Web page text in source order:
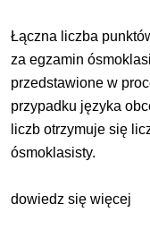
Łączna liczba
za egzamin
przedstawione w
przypadku języka
liczb otrzymuje się
ósmoklasisty.
dowiedz się więcej